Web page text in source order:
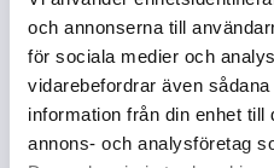
och annonserna till
för sociala medier och
vidarebefordrar även
information från din enhet till
annons- och analysföretag
sökordsoptimerar så att du
Vi ser till att alla delar
språk.